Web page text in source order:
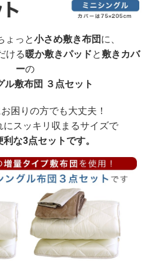
ょっと小さめ敷き布団 に、
ける暖か敷きパッドと 敷きカバ
ーの
ル敷布団 ３点セット
困りの方でも大丈夫！
スッキリ収まるサイズで
な3点セットです。